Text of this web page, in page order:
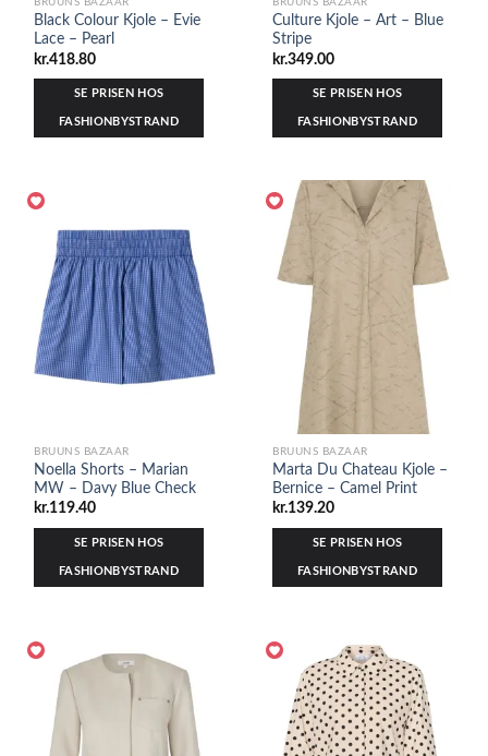
BRUUNS BAZAAR
Black Colour Kjole – Evie
Lace – Pearl
kr.418.80
SE PRISEN HOS
FASHIONBYSTRAND
BRUUNS BAZAAR
Culture Kjole – Art – Blue
Stripe
kr.349.00
SE PRISEN HOS
FASHIONBYSTRAND
BRUUNS BAZAAR
Noella Shorts – Marian
MW – Davy Blue Check
kr.119.40
SE PRISEN HOS
FASHIONBYSTRAND
BRUUNS BAZAAR
Marta Du Chateau Kjole –
Bernice – Camel Print
kr.139.20
SE PRISEN HOS
FASHIONBYSTRAND